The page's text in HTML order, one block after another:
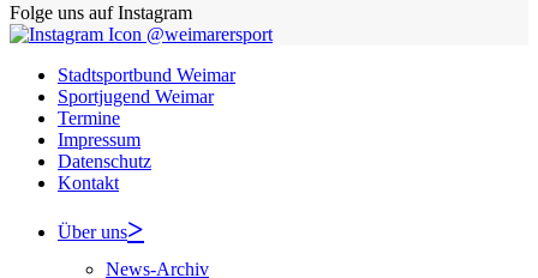
Folge uns auf Instagram
@weimarersport
Stadtsportbund Weimar
Sportjugend Weimar
Termine
Impressum
Datenschutz
Kontakt
Über uns
News-Archiv